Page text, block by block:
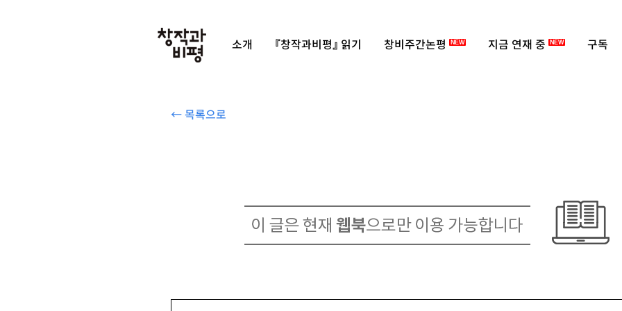
소개 『창작과비평』 읽기 창비주간논평 NEW 지금 연재 중 NEW 구독
← 목록으로